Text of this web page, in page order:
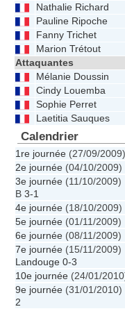
Nathalie Richard
Pauline Ripoche
Fanny Trichet
Marion Trétout
Attaquantes
Mélanie Doussin
Cindy Louemba
Sophie Perret
Laetitia Sauques
Calendrier
1re journée (27/09/
2e journée (04/10/
3e journée (11/10/
B 3-1
4e journée (18/10/
5e journée (01/11/
6e journée (08/11/
7e journée (15/11/
Landouge 0-3
10e journée (24/01/
9e journée (31/01/
2